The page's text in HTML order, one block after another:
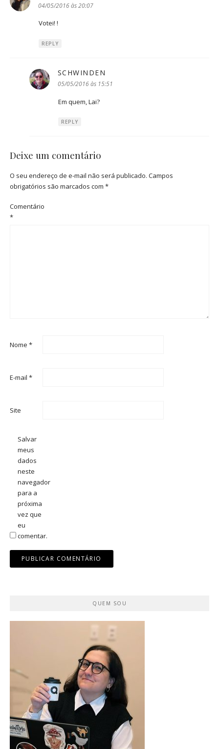
04/05/2016 às 20:07
Votei! !
REPLY
SCHWINDEN
05/05/2016 às 15:51
Em quem, Lai?
REPLY
Deixe um comentário
O seu endereço de e-mail não será publicado. Campos
obrigatórios são marcados com *
Comentário
*
Nome *
E-mail *
Site
Salvar
meus
dados
neste
navegador
para a
próxima
vez que
eu
comentar.
QUEM SOU